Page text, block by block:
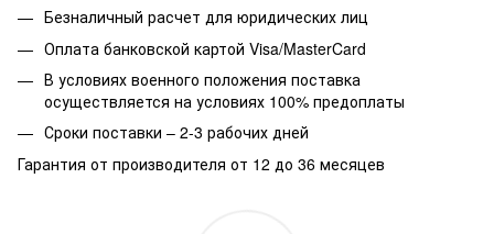
Безналичный расчет для юридических лиц
Оплата банковской картой Visa/MasterCard
В условиях военного положения поставка
осуществляется на условиях 100% предоплаты
Сроки поставки – 2-3 рабочих дней
Гарантия от производителя от 12 до 36 месяцев